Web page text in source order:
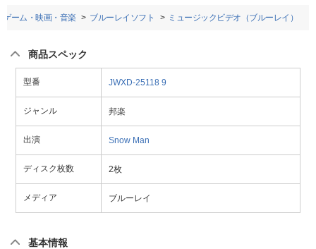
ゲーム・映画・音楽 ブルーレイソフト ミュージックビデオ（ブルーレイ）
商品スペック
型番 JWXD-25118 9
ジャンル 邦楽
出演 Snow Man
ディスク枚数 2枚
メディア ブルーレイ
基本情報